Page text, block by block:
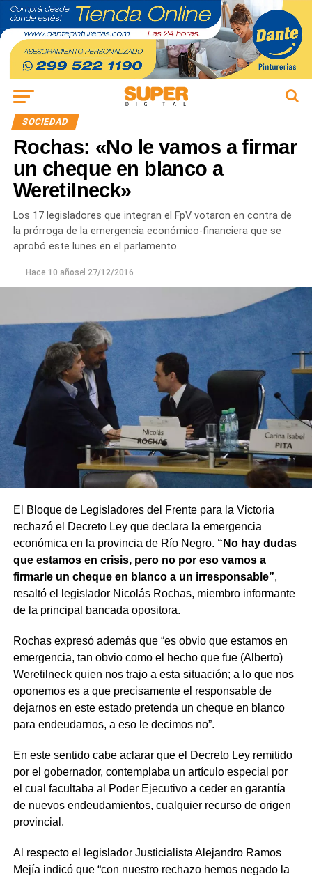
SOCIEDAD
Rochas: «No le vamos a firmar
un cheque en blanco a
Weretilneck»
Los 17 legisladores que integran el FpV votaron en contra de
la prórroga de la emergencia económico-financiera que se
aprobó este lunes en el parlamento.
Hace 10 añosel 27/12/2016
El Bloque de Legisladores del Frente para la Victoria
rechazó el Decreto Ley que declara la emergencia
económica en la provincia de Río Negro. “No hay dudas
que estamos en crisis, pero no por eso vamos a
firmarle un cheque en blanco a un irresponsable”,
resaltó el legislador Nicolás Rochas, miembro informante
de la principal bancada opositora.
Rochas expresó además que “es obvio que estamos en
emergencia, tan obvio como el hecho que fue (Alberto)
Weretilneck quien nos trajo a esta situación; a lo que nos
oponemos es a que precisamente el responsable de
dejarnos en este estado pretenda un cheque en blanco
para endeudarnos, a eso le decimos no”.
En este sentido cabe aclarar que el Decreto Ley remitido
por el gobernador, contemplaba un artículo especial por
el cual facultaba al Poder Ejecutivo a ceder en garantía
de nuevos endeudamientos, cualquier recurso de origen
provincial.
Al respecto el legislador Justicialista Alejandro Ramos
Mejía indicó que “con nuestro rechazo hemos negado la